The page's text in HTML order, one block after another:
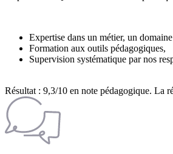
Expertise dans un métier, un
Formation aux outils pédagogiques,
Supervision systématique par nos
Résultat : 9,3/10 en note pédagogique. La